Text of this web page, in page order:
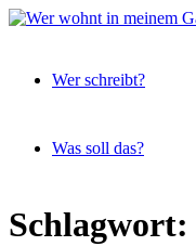
wohnt
meinem
vor der
Terrassentür
Wer schreibt?
Was soll das?
Skip
to
Schlagwort: